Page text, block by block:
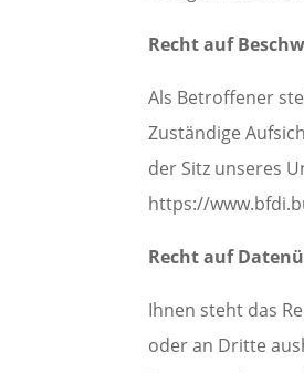
Recht auf
Als Betroffener
Zuständige
der Sitz unseres
https://
Recht auf
Ihnen steht das
oder an Dritte